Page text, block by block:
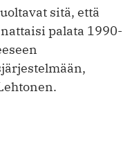
sitä, että
palata 1990-